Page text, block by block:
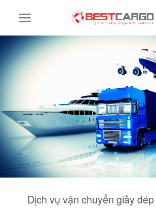
Dịch vụ vận chuyển giầy